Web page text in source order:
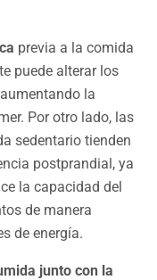
previa a la comida
puede alterar los
la
Por otro lado, las
sedentario tienden
postprandial, ya
la capacidad del
de manera
de energía.
junto con la